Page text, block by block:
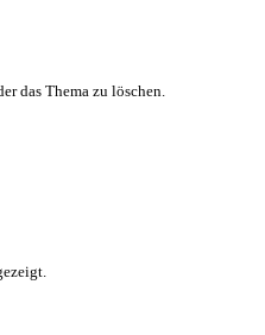
das Thema zu löschen.